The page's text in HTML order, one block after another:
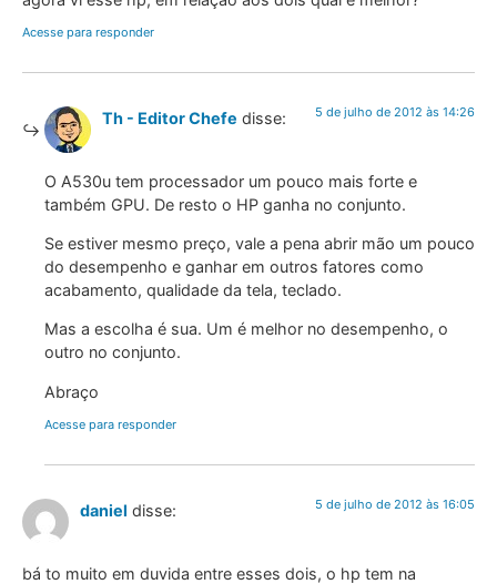
Acesse para responder
Th - Editor Chefe disse: 5 de julho de 2012 às 14:26
O A530u tem processador um pouco mais forte e
também GPU. De resto o HP ganha no conjunto.
Se estiver mesmo preço, vale a pena abrir mão um pouco
do desempenho e ganhar em outros fatores como
acabamento, qualidade da tela, teclado.
Mas a escolha é sua. Um é melhor no desempenho, o
outro no conjunto.
Abraço
Acesse para responder
daniel disse: 5 de julho de 2012 às 16:05
bá to muito em duvida entre esses dois, o hp tem na